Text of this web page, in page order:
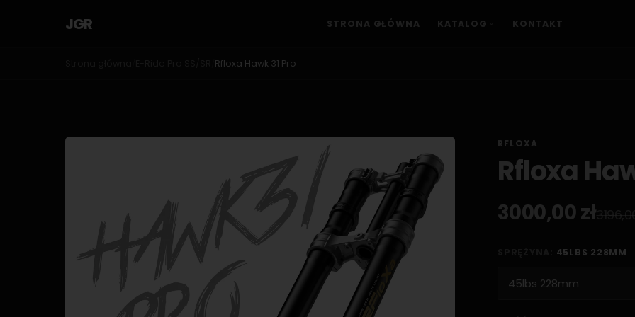
JGR STRONA GŁÓWNA KATALOG KONTAKT
Rfloxa Hawk 31 Pro
RFLOXA
Rfloxa
3000,00 zł
45LBS 228MM